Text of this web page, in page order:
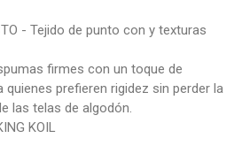
- Tejido de punto con y texturas
firmes con un toque de
prefieren rigidez sin perder la
las telas de algodón.
KOIL